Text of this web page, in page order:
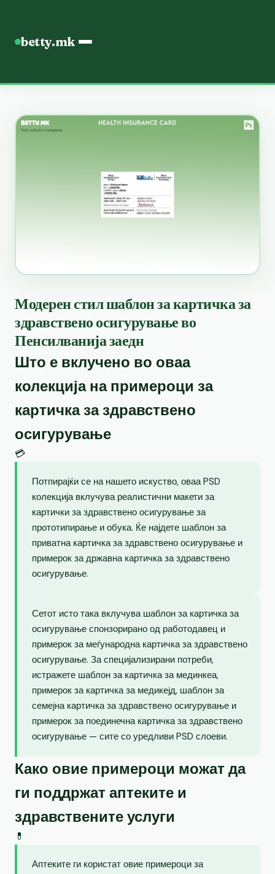
betty.mk
Модерен стил шаблон за картичка за
здравствено осигурување во
Пенсилванија заедн
Што е вклучено во оваа
колекција на примероци за
картичка за здравствено
осигурување
💳
Потпирајќи се на нашето искуство, оваа PSD
колекција вклучува реалистични макети за
картички за здравствено осигурување за
прототипирање и обука. Ќе најдете шаблон за
приватна картичка за здравствено осигурување и
примерок за државна картичка за здравствено
осигурување.
Сетот исто така вклучува шаблон за картичка за
осигурување спонзорирано од работодавец и
примерок за меѓународна картичка за здравствено
осигурување. За специјализирани потреби,
истражете шаблон за картичка за мединкеа,
примерок за картичка за медикејд, шаблон за
семејна картичка за здравствено осигурување и
примерок за поединечна картичка за здравствено
осигурување — сите со уредливи PSD слоеви.
Како овие примероци можат да
ги поддржат аптеките и
здравствените услуги
💊
Аптеките ги користат овие примероци за